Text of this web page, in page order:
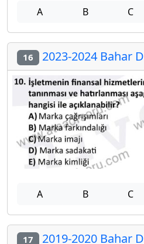
A B C
16 2023-2024 Bahar
A B C
17 2019-2020 Bahar